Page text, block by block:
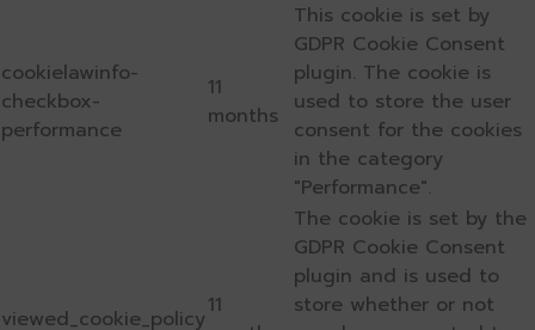
cookielawinfo-
checkbox-
performance
11
months
This cookie is set by
GDPR Cookie Consent
plugin. The cookie is
used to store the user
consent for the cookies
in the category
"Performance".
viewed_cookie_policy11
The cookie is set by the
GDPR Cookie Consent
plugin and is used to
store whether or not